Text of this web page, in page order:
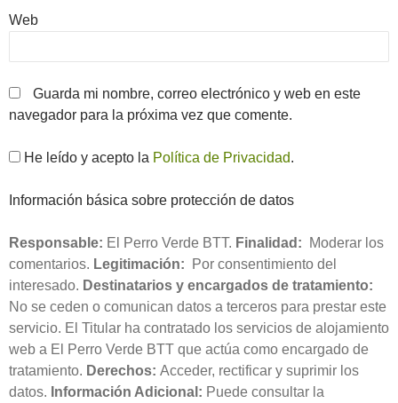
Web
Guarda mi nombre, correo electrónico y web en este
navegador para la próxima vez que comente.
He leído y acepto la Política de Privacidad.
Información básica sobre protección de datos
Responsable: El Perro Verde BTT. Finalidad: Moderar los
comentarios. Legitimación: Por consentimiento del
interesado. Destinatarios y encargados de tratamiento:
No se ceden o comunican datos a terceros para prestar este
servicio. El Titular ha contratado los servicios de alojamiento
web a El Perro Verde BTT que actúa como encargado de
tratamiento. Derechos: Acceder, rectificar y suprimir los
datos. Información Adicional: Puede consultar la